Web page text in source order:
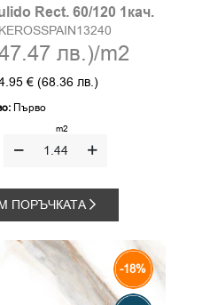
Rect. 60/120 1кач.
KEROSSPAIN13240
лв.)/m2
€ (68.36 лв.)
Първо
m2
ПОРЪЧКАТА
-18%